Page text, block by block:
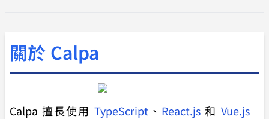
關於 Calpa
Calpa 擅長使用 TypeScript 、 React.js 和 Vue.js